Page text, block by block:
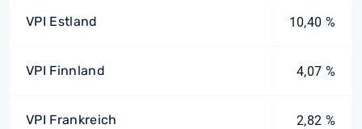
VPI Estland 10,40 %
VPI Finnland 4,07 %
VPI Frankreich 2,82 %